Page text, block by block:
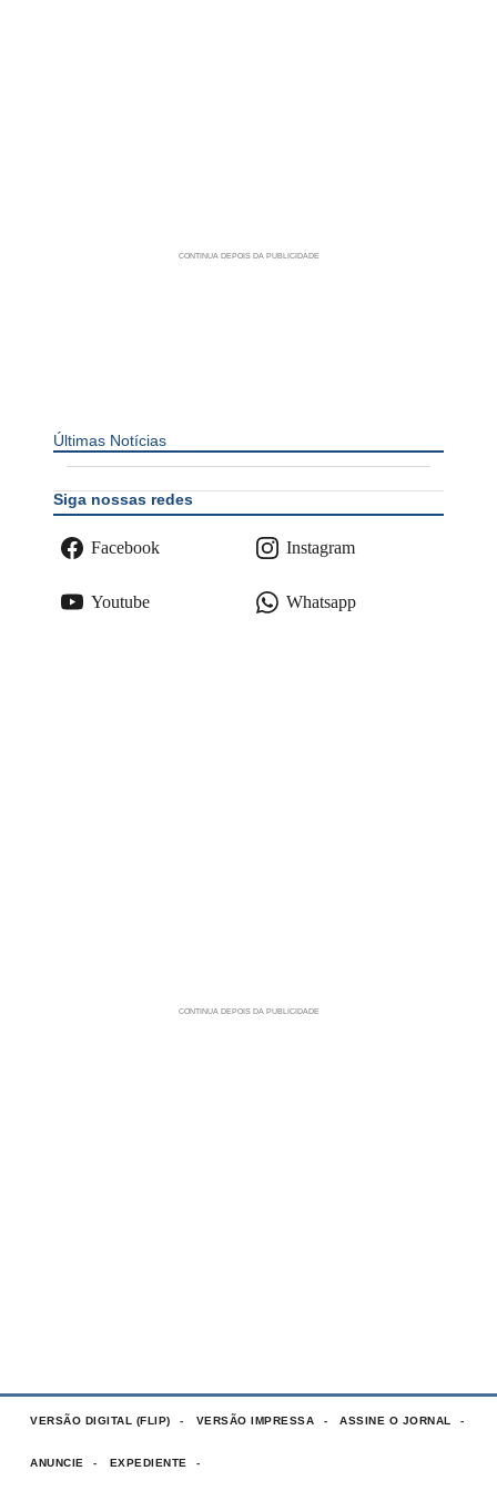
Últimas Notícias
Siga nossas redes
Facebook Instagram
Youtube Whatsapp
VERSÃO DIGITAL (FLIP) VERSÃO IMPRESSA ASSINE O JORNAL
ANUNCIE EXPEDIENTE